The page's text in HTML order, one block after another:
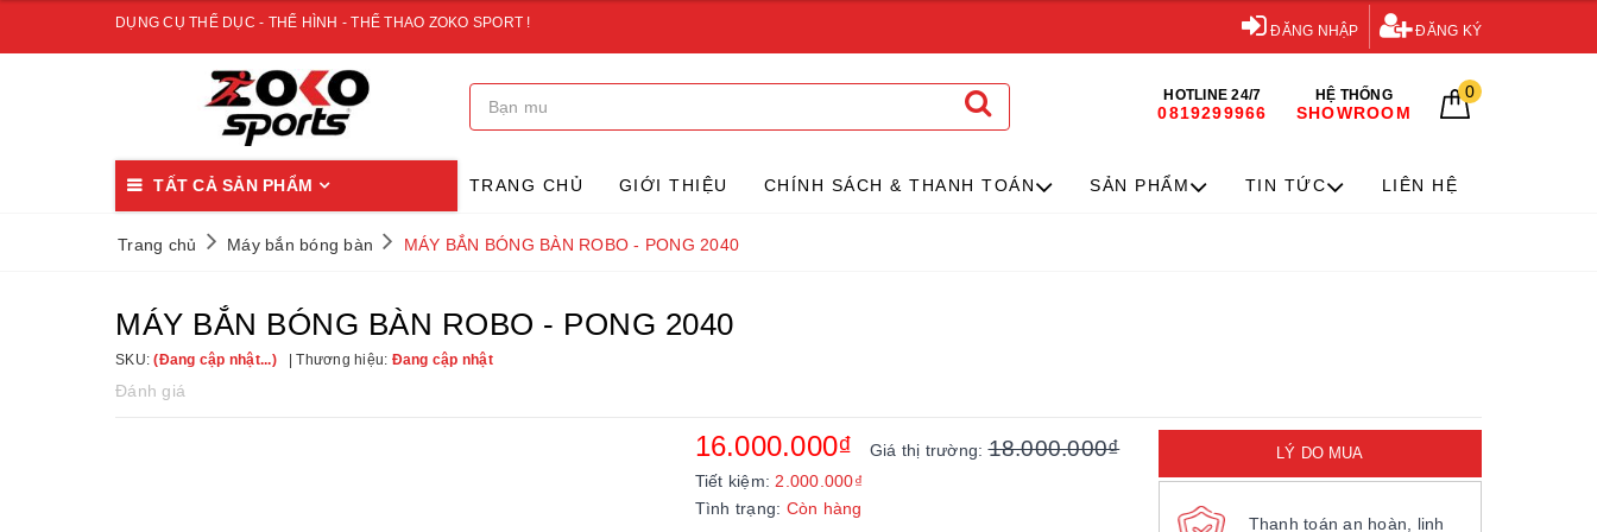
DỤNG CỤ THỂ DỤC - THỂ HÌNH - THỂ THAO ZOKO SPORT ! ĐĂNG NHẬP ĐĂNG KÝ
HOTLINE 24/7
0819299966
HỆ THỐNG
SHOWROOM
0
TẤT CẢ SẢN PHẨM TRANG CHỦ GIỚI THIỆU CHÍNH SÁCH & THANH TOÁN SẢN PHẨM TIN TỨC LIÊN HỆ
Trang chủ Máy bắn bóng bàn MÁY BẮN BÓNG BÀN ROBO - PONG 2040
MÁY BẮN BÓNG BÀN ROBO - PONG 2040
SKU:(Đang cập nhật...) Thương hiệu: Đang cập nhật
Đánh giá
16.000.000₫ Giá thị trường:18.000.000₫
Tiết kiệm: 2.000.000₫
Tình trạng: Còn hàng
LÝ DO MUA
Thanh toán an hoàn, linh